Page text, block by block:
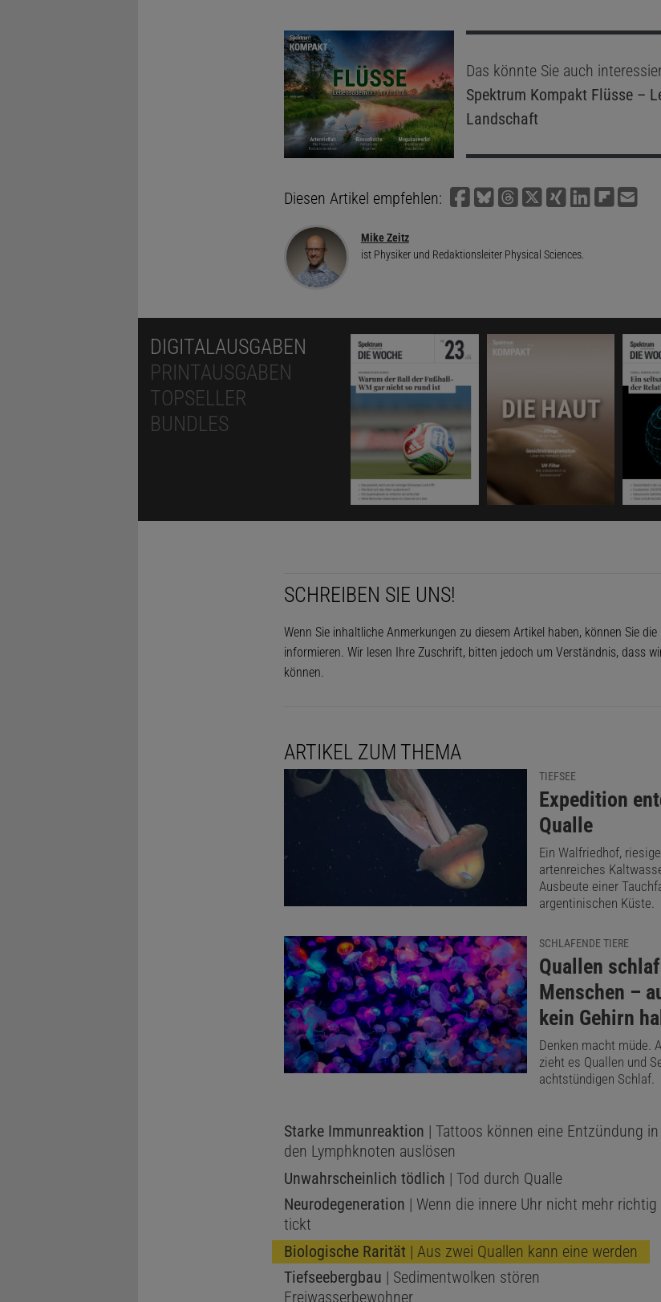
Das könnte Sie auch
Spektrum Kompakt Flüsse –
Landschaft
Diesen Artikel empfehlen:
Mike Zeitz
ist Physiker und Redaktionsleiter Physical Sciences.
DIGITALAUSGABEN
PRINTAUSGABEN
TOPSELLER
BUNDLES
SCHREIBEN SIE UNS!
Wenn Sie inhaltliche Anmerkungen zu diesem Artikel haben, können Sie die
informieren. Wir lesen Ihre Zuschrift, bitten jedoch um Verständnis, dass
können.
ARTIKEL ZUM THEMA
TIEFSEE
:
Expedition
Qualle
Ein Walfriedhof,
artenreiches
Ausbeute einer
argentinischen Küste.
SCHLAFENDE TIERE
:
Quallen
Menschen –
kein Gehirn
Denken macht müde.
zieht es Quallen und
achtstündigen Schlaf.
Starke Immunreaktion | Tattoos können eine Entzündung in
den Lymphknoten auslösen
Unwahrscheinlich tödlich | Tod durch Qualle
Neurodegeneration | Wenn die innere Uhr nicht mehr richtig
tickt
Biologische Rarität | Aus zwei Quallen kann eine werden
Tiefseebergbau | Sedimentwolken stören
Freiwasserbewohner